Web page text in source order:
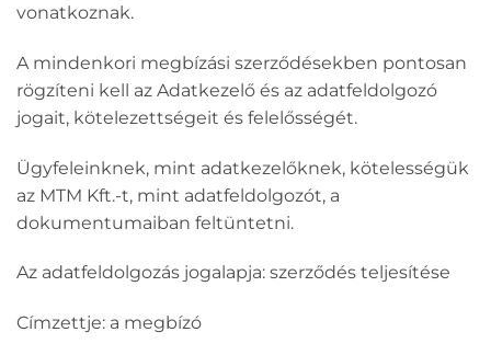
vonatkoznak.
A mindenkori megbízási szerződésekben pontosan
rögzíteni kell az Adatkezelő és az adatfeldolgozó
jogait, kötelezettségeit és felelősségét.
Ügyfeleinknek, mint adatkezelőknek, kötelességük
az MTM Kft.-t, mint adatfeldolgozót, a
dokumentumaiban feltüntetni.
Az adatfeldolgozás jogalapja: szerződés teljesítése
Címzettje: a megbízó